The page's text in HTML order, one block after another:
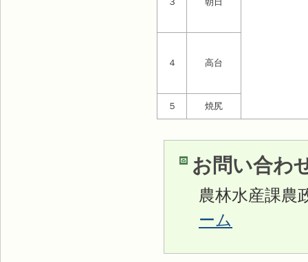
４ 高台
５ 焼尻
お問い合わ
農林水産課農
ーム